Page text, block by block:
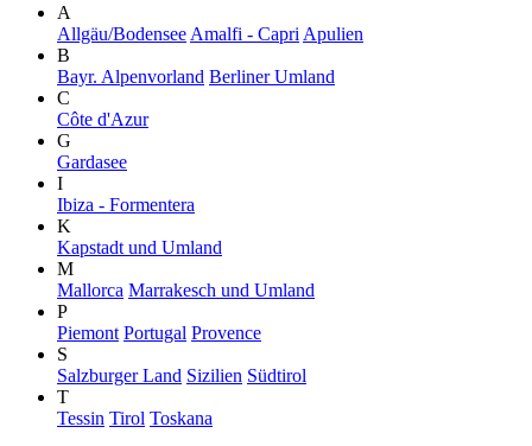
A
Allgäu/Bodensee Amalfi - Capri Apulien
B
Bayr. Alpenvorland Berliner Umland
C
Côte d'Azur
G
Gardasee
I
Ibiza - Formentera
K
Kapstadt und Umland
M
Mallorca Marrakesch und Umland
P
Piemont Portugal Provence
S
Salzburger Land Sizilien Südtirol
T
Tessin Tirol Toskana